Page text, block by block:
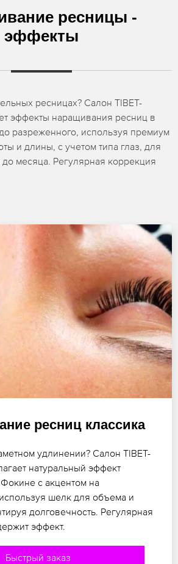
ресницы -
эффекты
ресницах? Салон TIBET-
эффекты наращивания ресниц в
разреженного, используя премиум
и длины, с учетом типа глаз, для
до месяца. Регулярная коррекция
ресниц классика
удлинении? Салон TIBET-
натуральный эффект
с акцентом на
шелк для объема и
долговечность. Регулярная
эффект.
Быстрый заказ